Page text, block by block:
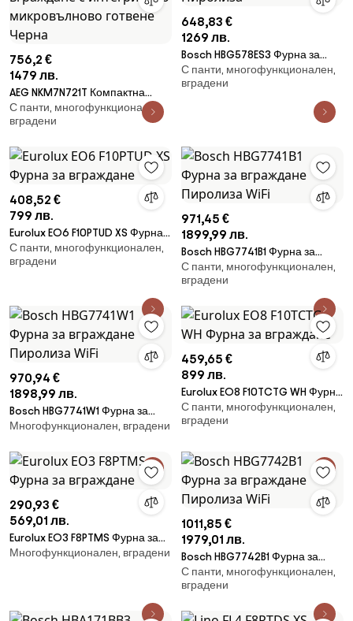
756,2 €
1479 лв.
AEG NKM7N721T Компактна
фурна за вграждане с
интегрирано микровълново
С панти, многофункционален,
вградени
648,83 €
1269 лв.
Bosch HBG578ES3 Фурна за
вграждане Пиролиза
С панти, многофункционален,
вградени
408,52 €
799 лв.
Eurolux EO6 F10PTUD XS Фурна
за вграждане
С панти, многофункционален,
вградени
971,45 €
1899,99 лв.
Bosch HBG7741B1 Фурна за
вграждане Пиролиза WiFi
С панти, многофункционален,
вградени
970,94 €
1898,99 лв.
Bosch HBG7741W1 Фурна за
вграждане Пиролиза WiFi
Многофункционален, вградени
459,65 €
899 лв.
Eurolux EO8 F10TCTG WH Фурна
за вграждане
С панти, многофункционален,
вградени
290,93 €
569,01 лв.
Eurolux EO3 F8PTMS Фурна за
вграждане
Многофункционален, вградени
1011,85 €
1979,01 лв.
Bosch HBG7742B1 Фурна за
вграждане Пиролиза WiFi
С панти, многофункционален,
вградени